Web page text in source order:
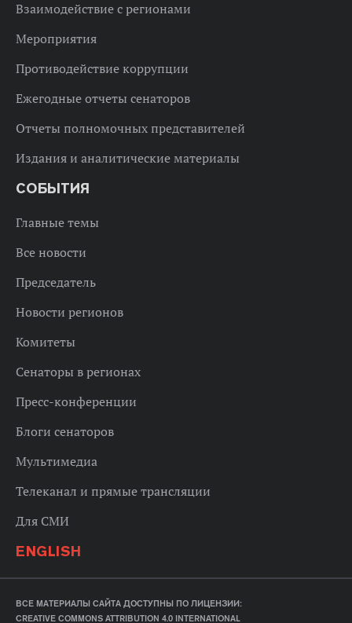
Взаимодействие с регионами
Мероприятия
Противодействие коррупции
Ежегодные отчеты сенаторов
Отчеты полномочных представителей
Издания и аналитические материалы
СОБЫТИЯ
Главные темы
Все новости
Председатель
Новости регионов
Комитеты
Сенаторы в регионах
Пресс-конференции
Блоги сенаторов
Мультимедиа
Телеканал и прямые трансляции
Для СМИ
ENGLISH
ВСЕ МАТЕРИАЛЫ САЙТА ДОСТУПНЫ ПО ЛИЦЕНЗИИ:
CREATIVE COMMONS ATTRIBUTION 4.0 INTERNATIONAL